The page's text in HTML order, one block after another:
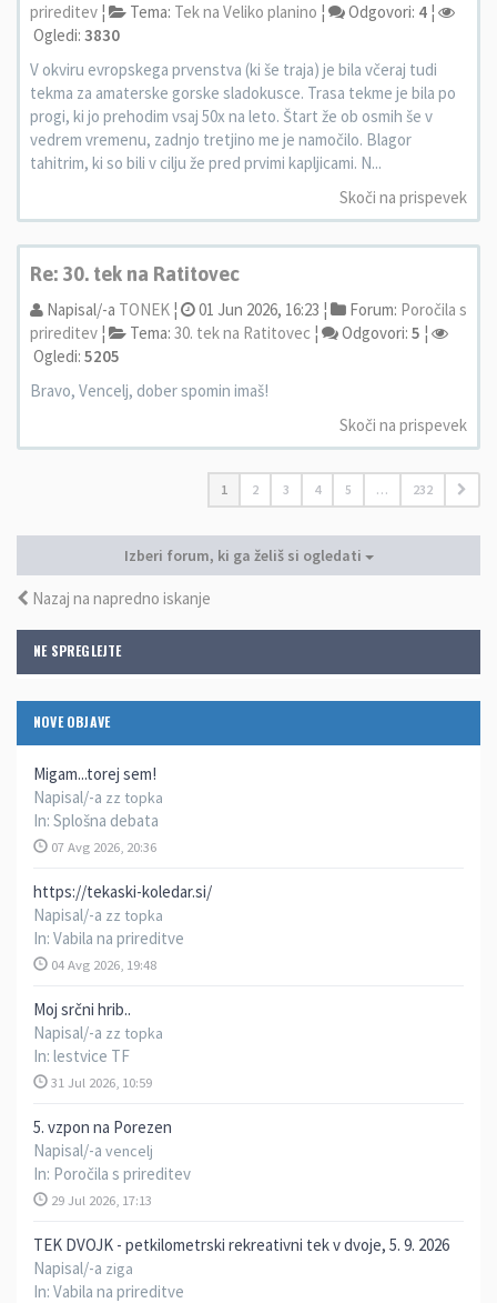
NE SPREGLEJTE
NOVE OBJAVE
Migam...torej sem!
Napisal/-a zz topka
In: Splošna debata
07 Avg 2026, 20:36
https://tekaski-koledar.si/
Napisal/-a zz topka
In: Vabila na prireditve
04 Avg 2026, 19:48
Moj srčni hrib..
Napisal/-a zz topka
In: lestvice TF
31 Jul 2026, 10:59
5. vzpon na Porezen
Napisal/-a vencelj
In: Poročila s prireditev
29 Jul 2026, 17:13
TEK DVOJK - petkilometrski rekreativni tek v dvoje, 5. 9. 2026
Napisal/-a ziga
In: Vabila na prireditve
prireditev ¦ Tema: Tek na Veliko planino ¦ Odgovori: 4 ¦
Ogledi: 3830
V okviru evropskega prvenstva (ki še traja) je bila včeraj tudi
tekma za amaterske gorske sladokusce. Trasa tekme je bila po
progi, ki jo prehodim vsaj 50x na leto. Štart že ob osmih še v
vedrem vremenu, zadnjo tretjino me je namočilo. Blagor
tahitrim, ki so bili v cilju že pred prvimi kapljicami. N...
Skoči na prispevek
Re: 30. tek na Ratitovec
Napisal/-a TONEK ¦ 01 Jun 2026, 16:23 ¦ Forum: Poročila s
prireditev ¦ Tema: 30. tek na Ratitovec ¦ Odgovori: 5 ¦
Ogledi: 5205
Bravo, Vencelj, dober spomin imaš!
Skoči na prispevek
1 2 3 4 5 … 232
Izberi forum, ki ga želiš si ogledati
Nazaj na napredno iskanje